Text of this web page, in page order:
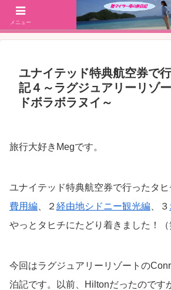
SFC修行(2016年解脱!)からJGC修行(2017年解脱)
大好きな働く陸マイラー母の旅
ユナイテッド特典航空券で
記４～ラグジュアリーリゾ
ドボラボラヌイ～
旅行大好きMegです。
ユナイテッド特典航空券で行ったタヒ
費用編 、２ 経由地シドニー観光編 、３
やっとタヒチにたどり着きました！（
今回はラグジュアリーリゾートの
泊記です。以前、Hiltonだったのです
メニュー